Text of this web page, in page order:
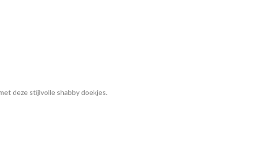
deze stijlvolle shabby doekjes.